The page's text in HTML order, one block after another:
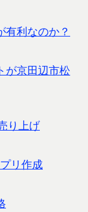
有利なのか？
が京田辺市松
り上げ
リ作成